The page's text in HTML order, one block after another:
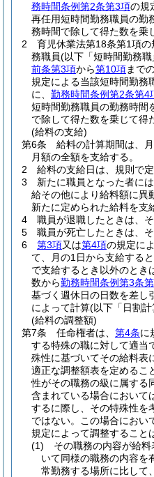
務時間条例第2条第3項の規
再任用短時間勤務職員の勤
務時間で除して得た数を乗
2
育児休業法第18条第1項
務職員(以下「短時間勤務
前条第3項から第10項まで
規定による当該短時間勤務
に、 勤務時間条例第2条第4
短時間勤務職員の勤務時間
で除して得た数を乗じて得
(給料の支給)
第6条
給料の計算期間は、
月額の全額を支給する。
2
給料の支給日は、規則で定
3
新たに職員となった者に
給その他により給料額に異
新たに定められた給料を支
4
職員が退職したときは、
5
職員が死亡したときは、
6
第3項又は第4項の規定に
て、月の1日から支給する
で支給するとき以外のとき
数から勤務時間条例第3条
基づく週休日の日数を差し
によって計算(以下「日割
(給料の調整額)
第7条
任命権者は、 第4条に
する特殊の職に対して適当
殊性に基づいてその給料表
適正な調整額表を定めるこ
性がその職務の級に属する
含まれている場合において
するに際し、その特殊性を
ではない。
この場合におい
規定によって調整すること
(1)
その職務の内容が給
いて同様の職務の内容を
常勤務する場所に比して